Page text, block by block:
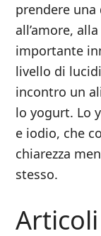
prendere
all’amore,
importante
livello di
incontro un
lo yogurt. Lo
e iodio, che
chiarezza
stesso.